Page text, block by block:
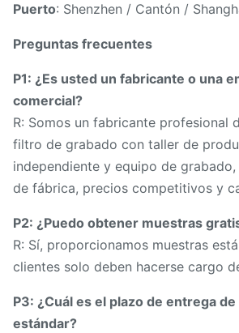
Puerto: Shenzhen / Cantón /
Preguntas frecuentes
P1: ¿Es usted un fabricante o una
comercial?
R: Somos un fabricante profesional
filtro de grabado con taller de
independiente y equipo de
de fábrica, precios competitivos y
P2: ¿Puedo obtener muestras
R: Sí, proporcionamos muestras
clientes solo deben hacerse cargo
P3: ¿Cuál es el plazo de entrega
estándar?